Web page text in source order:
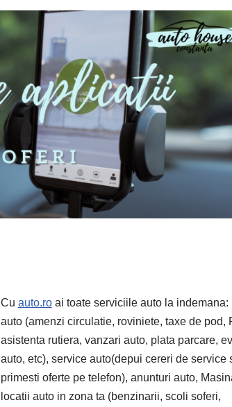
Cu auto.roai toate serviciile auto la indemana:
auto (amenzi circulatie, roviniete, taxe de pod,
asistenta rutiera, vanzari auto, plata parcare,
auto, etc), service auto(depui cereri de service
primesti oferte pe telefon), anunturi auto,
locatii auto in zona ta (benzinarii, scoli soferi,